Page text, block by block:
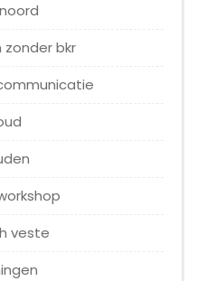
zonder bkr
veste